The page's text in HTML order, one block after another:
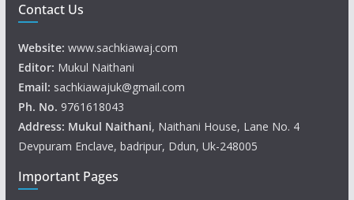
Contact Us
Website: www.sachkiawaj.com
Editor: Mukul Naithani
Email: sachkiawajuk@gmail.com
Ph. No. 9761618043
Address: Mukul Naithani, Naithani House, Lane No. 4
Devpuram Enclave, badripur, Ddun, Uk-248005
Important Pages